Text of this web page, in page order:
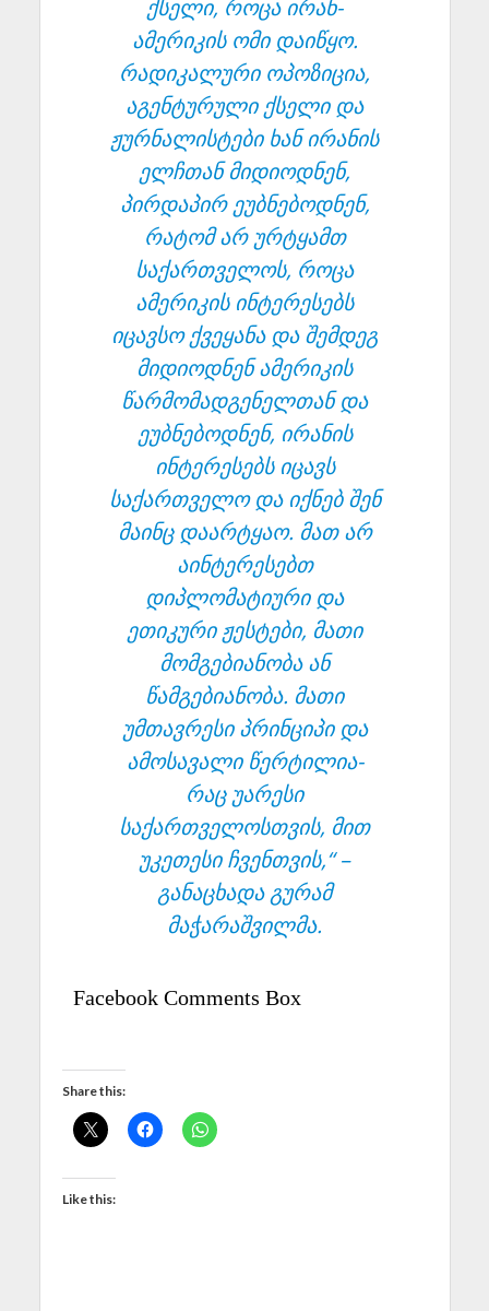
ქსელი, როცა ირან-
ამერიკის ომი დაიწყო.
რადიკალური ოპოზიცია,
აგენტურული ქსელი და
ჟურნალისტები ხან ირანის
ელჩთან მიდიოდნენ,
პირდაპირ ეუბნებოდნენ,
რატომ არ ურტყამთ
საქართველოს, როცა
ამერიკის ინტერესებს
იცავსო ქვეყანა და შემდეგ
მიდიოდნენ ამერიკის
წარმომადგენელთან და
ეუბნებოდნენ, ირანის
ინტერესებს იცავს
საქართველო და იქნებ შენ
მაინც დაარტყაო. მათ არ
აინტერესებთ
დიპლომატიური და
ეთიკური ჟესტები, მათი
მომგებიანობა ან
წამგებიანობა. მათი
უმთავრესი პრინციპი და
ამოსავალი წერტილია-
რაც უარესი
საქართველოსთვის, მით
უკეთესი ჩვენთვის,“ –
განაცხადა გურამ
მაჭარაშვილმა.
Facebook Comments Box
Share this:
Like this: